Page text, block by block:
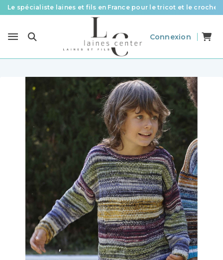
Le spécialiste laines et fils en France pour le tricot et le crochet
Livraison offerte à partir de 58 € d’achat
Connexion